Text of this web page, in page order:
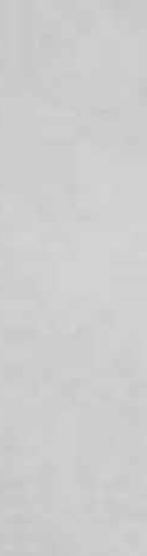
preocupante
con
con
ser victoria
triunfo como
triunfo
la tónica de
del anterior
alta
empezó a